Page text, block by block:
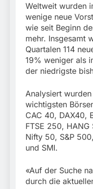
Weltweit wurden
wenige neue
wie seit Beginn
mehr. Insgesamt
Quartalen 114
19% weniger als
der niedrigste
Analysiert
wichtigsten
CAC 40, DAX40,
FTSE 250,
Nifty 50, S&P
und SMI.
«Auf der Suche
durch die